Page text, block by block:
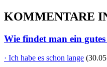
KOMMENTARE
Wie findet man ein
· Ich habe es schon lange